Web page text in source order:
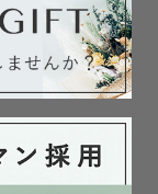
ターを切ってい
屋外だけでなく